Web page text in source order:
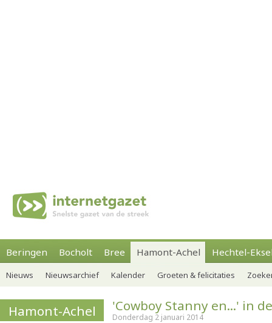
Beringen Bocholt Bree Hamont-Achel Hechtel-
Nieuws Nieuwsarchief Kalender Groeten & felicitaties
Hamont-Achel 'Cowboy Stanny en...' in
Donderdag 2 januari 2014